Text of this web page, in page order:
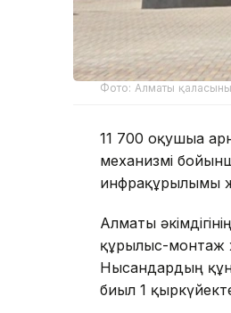
Фото: Алматы
11 700 оқушыға
механизмі
инфрақұрылымы
Алматы
құрылыс-монтаж
Нысандардың
биыл 1